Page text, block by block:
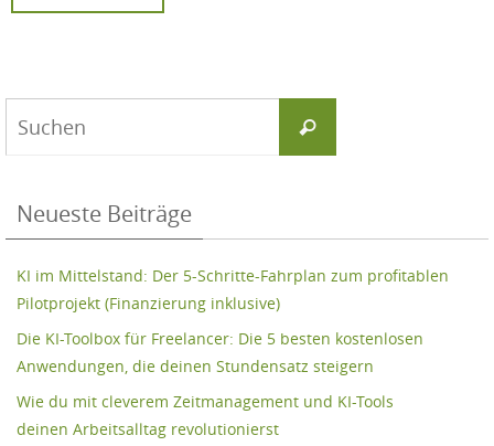
Suchen
Neueste Beiträge
KI im Mittelstand: Der 5-Schritte-Fahrplan zum profitablen
Pilotprojekt (Finanzierung inklusive)
Die KI-Toolbox für Freelancer: Die 5 besten kostenlosen
Anwendungen, die deinen Stundensatz steigern
Wie du mit cleverem Zeitmanagement und KI-Tools
deinen Arbeitsalltag revolutionierst